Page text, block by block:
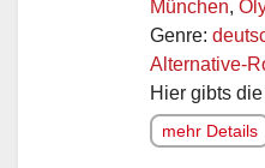
München,
Genre:
Alternative-
Hier gibts die
mehr Details